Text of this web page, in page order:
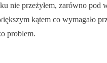
nie przeżyłem, zarówno pod
kątem co wymagało
problem.